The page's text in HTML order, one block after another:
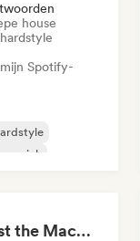
house
Spotify-
Rave Against the Machine 🖤 Hard, Acid & Dark Techno